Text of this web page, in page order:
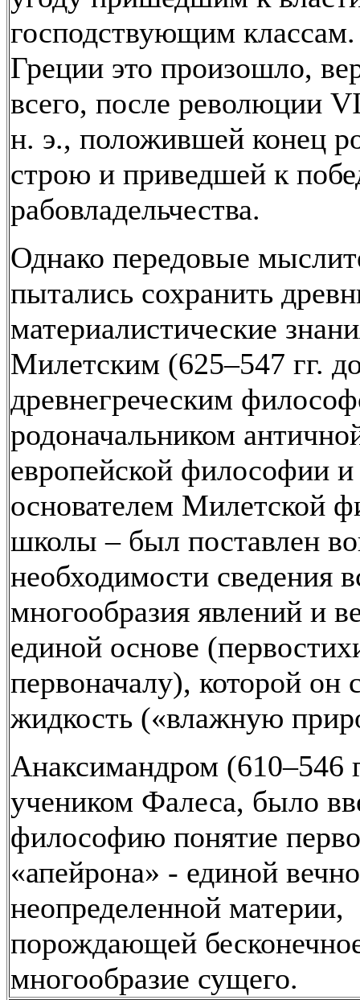
господствующим
Греции это произошло,
всего, после революции
н. э., положившей конец
строю и приведшей к
рабовладельчества.
Однако передовые
пытались сохранить
материалистические
Милетским (625–547 гг.
древнегреческим
родоначальником
европейской философии и
основателем Милетской
школы – был поставлен
необходимости сведения
многообразия явлений и
единой основе
первоначалу), которой он
жидкость («влажную
Анаксимандром (610–546
учеником Фалеса, было
философию понятие
«апейрона» - единой
неопределенной материи,
порождающей
многообразие сущего.